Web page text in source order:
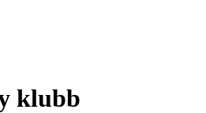
klubb